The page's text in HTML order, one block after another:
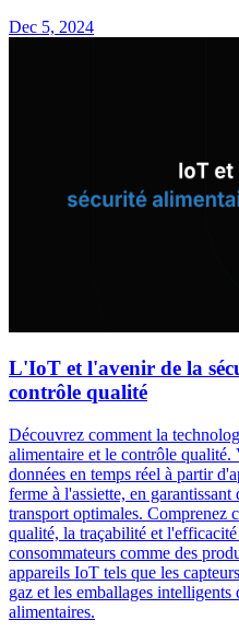
Dec 5, 2024
L'IoT et l'avenir de la
contrôle qualité
Découvrez comment la
alimentaire et le contrôle
données en temps réel à partir
ferme à l'assiette, en
transport optimales. Comprenez
qualité, la traçabilité et
consommateurs comme des
appareils IoT tels que les
gaz et les emballages
alimentaires.